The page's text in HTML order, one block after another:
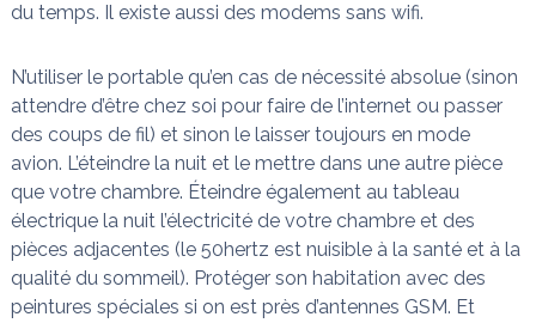
du temps. Il existe aussi des modems sans wifi.
N’utiliser le portable qu’en cas de nécessité absolue (sinon
attendre d’être chez soi pour faire de l’internet ou passer
des coups de fil) et sinon le laisser toujours en mode
avion. L’éteindre la nuit et le mettre dans une autre pièce
que votre chambre. Éteindre également au tableau
électrique la nuit l’électricité de votre chambre et des
pièces adjacentes (le 50hertz est nuisible à la santé et à la
qualité du sommeil). Protéger son habitation avec des
peintures spéciales si on est près d’antennes GSM. Et